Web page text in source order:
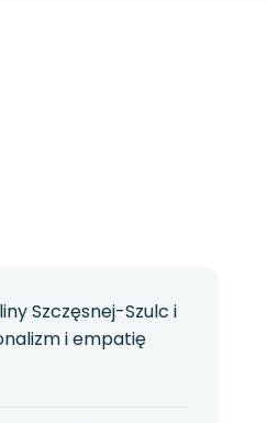
Szczęsnej-Szulc i
i empatię